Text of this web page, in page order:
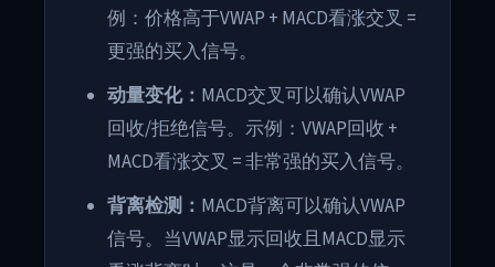
例：价格高于VWAP + MACD看涨交叉 =
更强的买入信号。
动量变化： MACD交叉可以确认VWAP
回收/拒绝信号。示例：VWAP回收 +
MACD看涨交叉 = 非常强的买入信号。
背离检测： MACD背离可以确认VWAP
信号。当VWAP显示回收且MACD显示